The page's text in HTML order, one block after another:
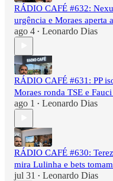
RÁDIO CAFÉ #632:
urgência e Moraes aperta
ago 4 • Leonardo Dias
RÁDIO CAFÉ #631: PP
Moraes ronda TSE e
ago 1 • Leonardo Dias
RÁDIO CAFÉ #630:
mira Lulinha e bets
jul 31 • Leonardo Dias